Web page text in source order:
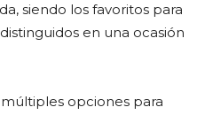
siendo los favoritos para
en una ocasión
opciones para